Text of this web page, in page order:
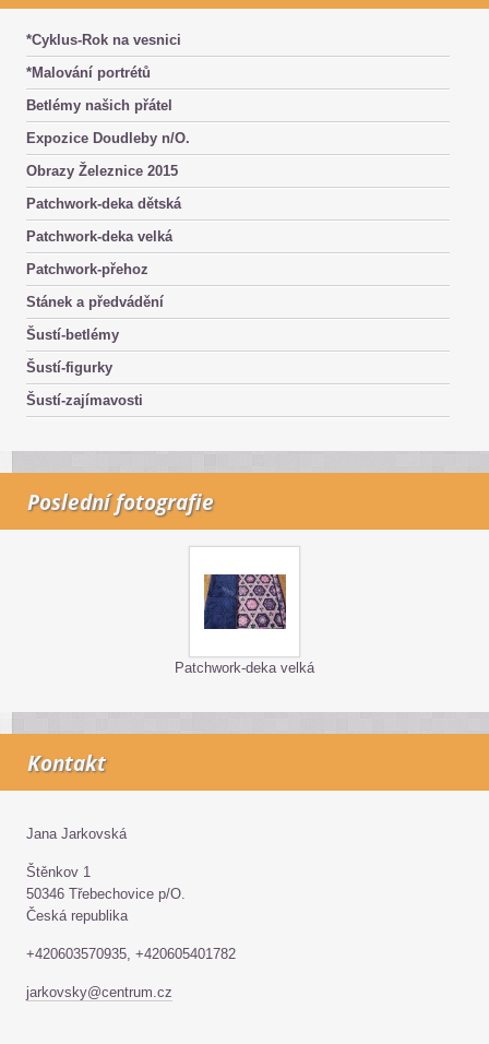
*Cyklus-Rok na vesnici
*Malování portrétů
Betlémy našich přátel
Expozice Doudleby n/O.
Obrazy Železnice 2015
Patchwork-deka dětská
Patchwork-deka velká
Patchwork-přehoz
Stánek a předvádění
Šustí-betlémy
Šustí-figurky
Šustí-zajímavosti
Poslední fotografie
Patchwork-deka velká
Kontakt
Jana Jarkovská
Štěnkov 1
50346 Třebechovice p/O.
Česká republika
+420603570935, +420605401782
jarkovsky@centrum.cz